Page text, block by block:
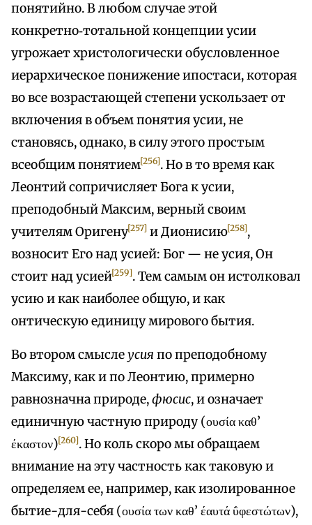
понятийно. В любом случае этой
конкретно‑тотальной концепции усии
угрожает христологически обусловленное
иерархическое понижение ипостаси, которая
во все возрастающей степени ускользает от
включения в объем понятия усии, не
становясь, однако, в силу этого простым
всеобщим понятием[256]. Но в то время как
Леонтий сопричисляет Бога к усии,
преподобный Максим, верный своим
учителям Оригену[257] и Дионисию[258],
возносит Его над усией: Бог — не усия, Он
стоит над усией[259]. Тем самым он истолковал
усию и как наиболее общую, и как
онтическую единицу мирового бытия.
Во втором смыслеусия по преподобному
Максиму, как и по Леонтию, примерно
равнозначна природе,фюсис, и означает
единичную частную природу (ουσία καθ’
έκαστον)[260]. Но коль скоро мы обращаем
внимание на эту частность как таковую и
определяем ее, например, как изолированное
бытие-для-себя (ουσία των καθ’ έαυτά ΰφεστώτων),